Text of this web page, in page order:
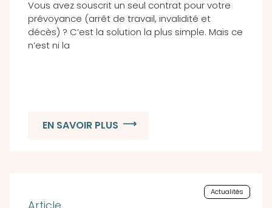
Vous avez souscrit un seul contrat pour votre
prévoyance (arrêt de travail, invalidité et
décès) ? C’est la solution la plus simple. Mais ce
n’est ni la
EN SAVOIR PLUS
Actualités